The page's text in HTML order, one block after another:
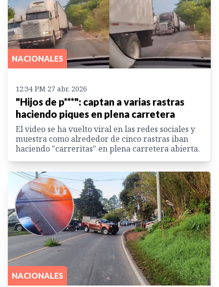
NACIONALES
12:34 PM 27 abr. 2026
"Hijos de p***": captan a varias rastras
haciendo piques en plena carretera
El video se ha vuelto viral en las redes sociales y
muestra como alrededor de cinco rastras iban
haciendo "carreritas" en plena carretera abierta.
NACIONALES